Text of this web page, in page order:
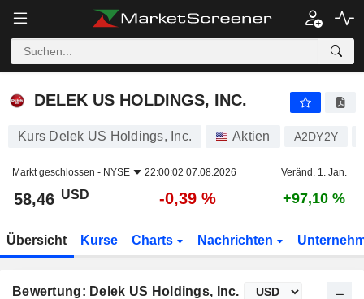
DELEK US HOLDINGS, INC.
DELEK US HOLDINGS, INC.
Kurs Delek US Holdings, Inc. Aktien A2DY2Y
Markt geschlossen - NYSE 22:00:02 07.08.2026 Veränd. 1. Jan.
58,46 USD -0,39 % +97,10 %
Übersicht Kurse Charts Nachrichten
Bewertung: Delek US Holdings, Inc.